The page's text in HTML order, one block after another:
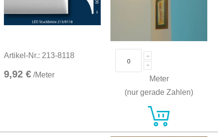
Artikel-Nr.: 213-8118
9,92 € /Meter
Meter
(nur gerade Zahlen)